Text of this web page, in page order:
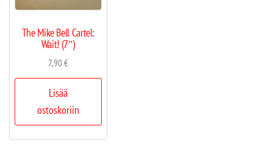
The Mike Bell Cartel:
Wait! (7″)
7,90€
Lisää
ostoskoriin